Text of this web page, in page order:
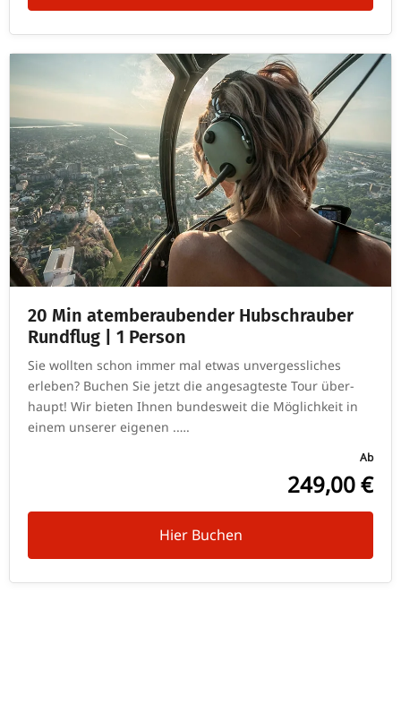
20 Min atem­be­rau­bender Hub­schrauber
Rund­flug | 1 Person
Sie wollten schon immer mal etwas unver­gess­li­ches
erleben? Buchen Sie jetzt die ange­sag­teste Tour über­
haupt! Wir bieten Ihnen bun­des­weit die Mög­lich­keit in
einem unserer eigenen .….
Ab
249,00 €
Hier Buchen